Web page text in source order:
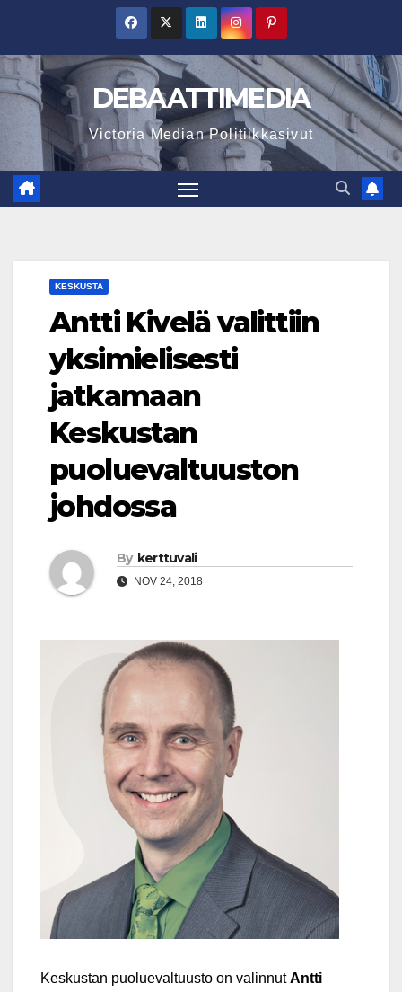
content
DEBAATTIMEDIA
Victoria Median Politiikkasivut
KESKUSTA
Antti Kivelä valittiin
yksimielisesti
jatkamaan
Keskustan
puoluevaltuuston
johdossa
By kerttuvali
NOV 24, 2018
Keskustan puoluevaltuusto on valinnutAntti